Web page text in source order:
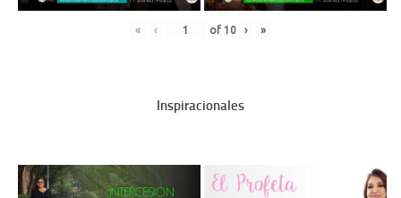
« ‹ of 10 › »
Inspiracionales